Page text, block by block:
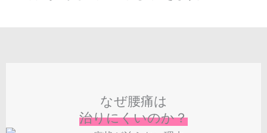
なぜ腰痛は
治りにくいのか？